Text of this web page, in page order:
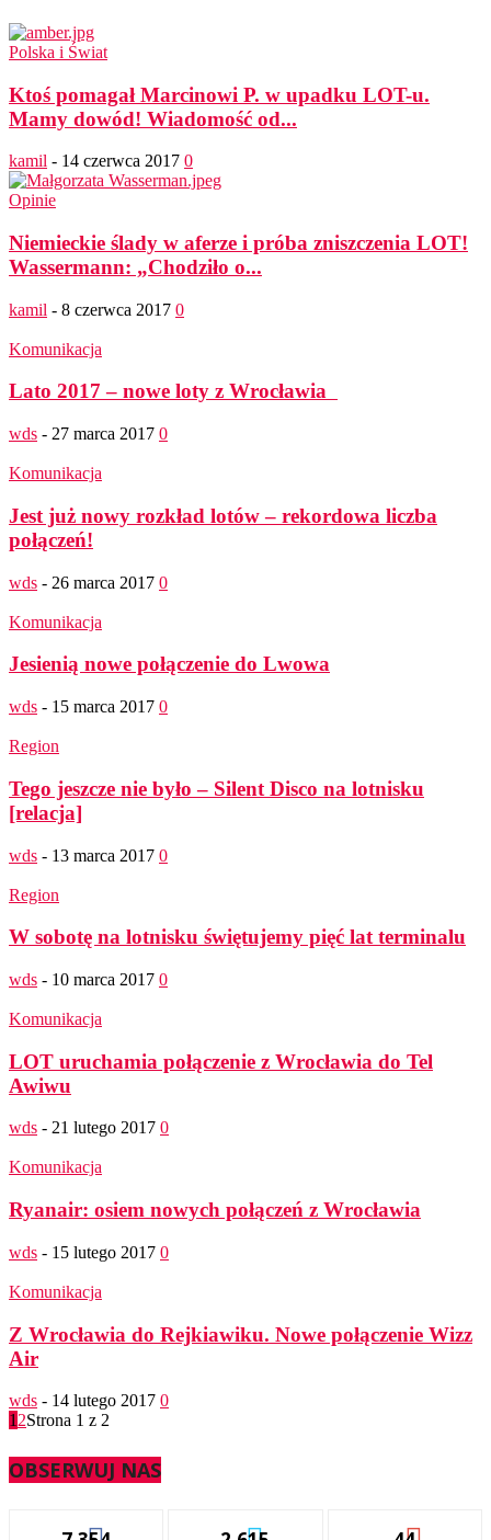
Polska i Świat
Ktoś pomagał Marcinowi P. w upadku LOT-u.
Mamy dowód! Wiadomość od...
kamil - 14 czerwca 2017 0
Opinie
Niemieckie ślady w aferze i próba zniszczenia LOT!
Wassermann: „Chodziło o...
kamil - 8 czerwca 2017 0
Komunikacja
Lato 2017 – nowe loty z Wrocławia
wds - 27 marca 2017 0
Komunikacja
Jest już nowy rozkład lotów – rekordowa liczba
połączeń!
wds - 26 marca 2017 0
Komunikacja
Jesienią nowe połączenie do Lwowa
wds - 15 marca 2017 0
Region
Tego jeszcze nie było – Silent Disco na lotnisku
[relacja]
wds - 13 marca 2017 0
Region
W sobotę na lotnisku świętujemy pięć lat terminalu
wds - 10 marca 2017 0
Komunikacja
LOT uruchamia połączenie z Wrocławia do Tel
Awiwu
wds - 21 lutego 2017 0
Komunikacja
Ryanair: osiem nowych połączeń z Wrocławia
wds - 15 lutego 2017 0
Komunikacja
Z Wrocławia do Rejkiawiku. Nowe połączenie Wizz
Air
wds - 14 lutego 2017 0
1 2Strona 1 z 2
OBSERWUJ NAS